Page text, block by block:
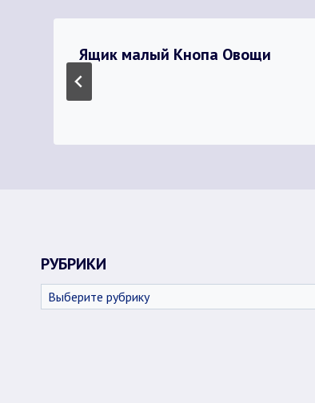
Ящик малый Кнопа Овощи
РУБРИКИ
Рубрики